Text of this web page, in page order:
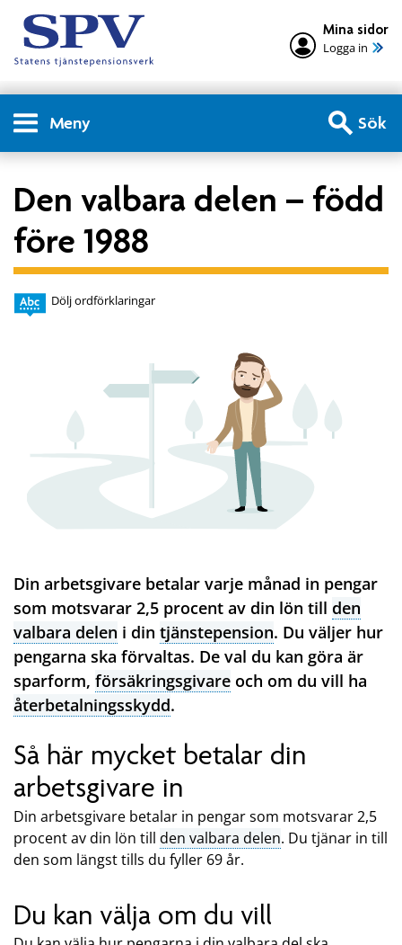
Mina sidor
Logga in
Meny Sök
Den valbara delen – född
före 1988
Dölj ordförklaringar
Din arbetsgivare betalar varje månad in pengar
som motsvarar 2,5 procent av din lön till den
valbara delen i din tjänstepension. Du väljer hur
pengarna ska förvaltas. De val du kan göra är
sparform, försäkringsgivare och om du vill ha
återbetalningsskydd.
Så här mycket betalar din
arbetsgivare in
Din arbetsgivare betalar in pengar som motsvarar 2,5
procent av din lön till den valbara delen. Du tjänar in till
den som längst tills du fyller 69 år.
Du kan välja om du vill